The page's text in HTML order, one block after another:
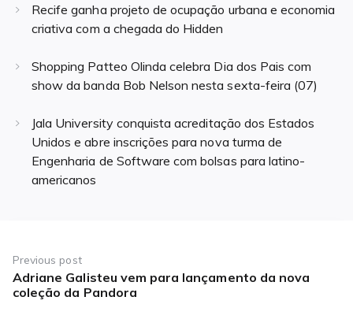
Recife ganha projeto de ocupação urbana e economia
criativa com a chegada do Hidden
Shopping Patteo Olinda celebra Dia dos Pais com
show da banda Bob Nelson nesta sexta-feira (07)
Jala University conquista acreditação dos Estados
Unidos e abre inscrições para nova turma de
Engenharia de Software com bolsas para latino-
americanos
de
Post
Previous post
Previous
post:
Adriane Galisteu vem para lançamento da nova
coleção da Pandora